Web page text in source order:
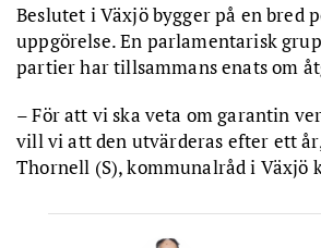
Beslutet i Växjö bygger på en bred
uppgörelse. En parlamentarisk
partier har tillsammans enats om
– För att vi ska veta om garantin
vill vi att den utvärderas efter ett
Thornell (S), kommunalråd i Växjö